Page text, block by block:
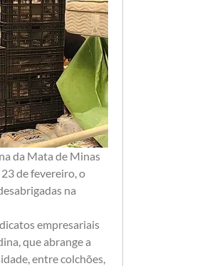
da Mata de Minas
de fevereiro, o
na
empresariais
que abrange a
entre colchões,